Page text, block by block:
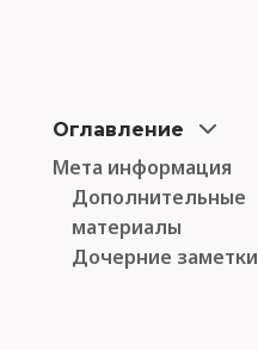
Оглавление
Мета информация
Дополнительные
материалы
Дочерние заметки